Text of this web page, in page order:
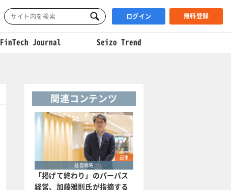
ログイン 無料登録
FinTech Journal Seizo Trend
関連コンテンツ
記事
経営戦略
「掲げて終わり」のパーパス
経営、加藤雅則氏が指摘する